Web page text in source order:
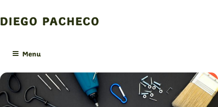
to
content
DIEGO PACHECO
Menu